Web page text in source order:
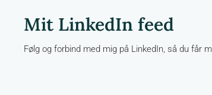
Mit LinkedIn feed
Følg og forbind med mig på LinkedIn, så du får